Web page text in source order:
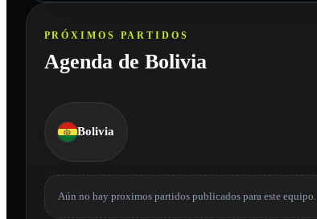
PRÓXIMOS PARTIDOS
Agenda de Bolivia
Bolivia
Aún no hay proximos partidos publicados para este equipo.